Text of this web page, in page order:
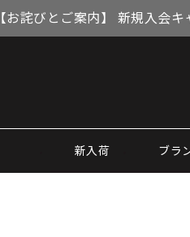
【お詫びとご案内】 新規入会
新入荷 ブラ